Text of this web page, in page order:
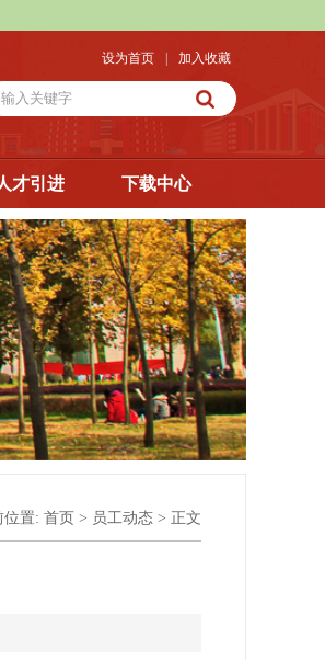
设为首页 加入收藏
才引进 下载中心
位置: 首页 > 员工动态 > 正文